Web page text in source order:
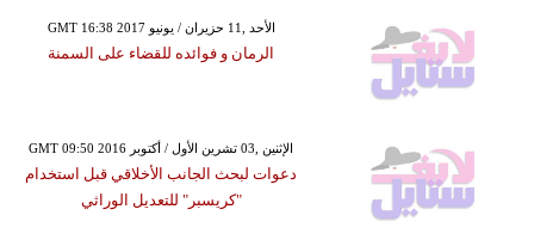
GMT 16:38 2017 الأحد ,11 حزيران / يونيو
الرمان و فوائده للقضاء على السمنة
GMT 09:50 2016 الإثنين ,03 تشرين الأول / أكتوبر
دعوات لبحث الجانب الأخلاقي قبل استخدام
"كريسبر" للتعديل الوراثي